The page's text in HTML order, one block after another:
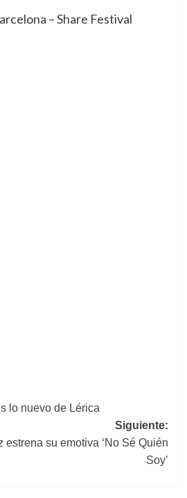
– Share Festival
lo nuevo de Lérica
Siguiente:
estrena su emotiva ‘No Sé Quién
Soy’